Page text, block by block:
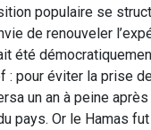
populaire se
de renouveler
été
pour éviter la prise
un an à peine
pays. Or le Hamas